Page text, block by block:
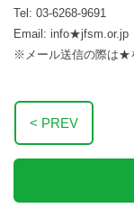
Tel: 03-6268-9691
Email: info★jfsm.or.jp
※メール送信の際は★
< PREV